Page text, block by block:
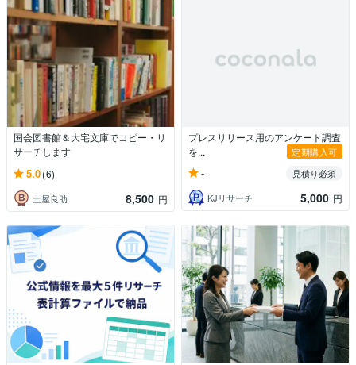
国会図書館＆大宅文庫でコピー・リ
サーチします
5.0(6)
土屋良助 8,500 円
プレスリリース用のアンケート調査
を...
定期購入可
-
見積り必須
KJリサーチ
5,000 円